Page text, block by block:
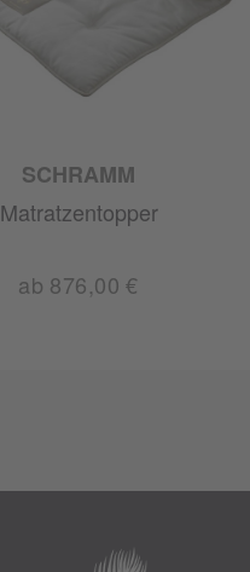
SCHRAMM
Matratzentopper
ab 876,00 €